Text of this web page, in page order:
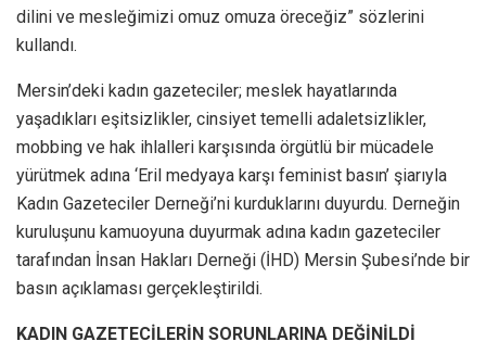
dilini ve mesleğimizi omuz omuza öreceğiz” sözlerini
kullandı.
Mersin’deki kadın gazeteciler; meslek hayatlarında
yaşadıkları eşitsizlikler, cinsiyet temelli adaletsizlikler,
mobbing ve hak ihlalleri karşısında örgütlü bir mücadele
yürütmek adına ‘Eril medyaya karşı feminist basın’ şiarıyla
Kadın Gazeteciler Derneği’ni kurduklarını duyurdu. Derneğin
kuruluşunu kamuoyuna duyurmak adına kadın gazeteciler
tarafından İnsan Hakları Derneği (İHD) Mersin Şubesi’nde bir
basın açıklaması gerçekleştirildi.
KADIN GAZETECİLERİN SORUNLARINA DEĞİNİLDİ